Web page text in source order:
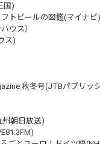
国)
トビールの図鑑(マイナビ)
ウス）
ス)
秋冬号(JTBパブリッ
州朝日放送)